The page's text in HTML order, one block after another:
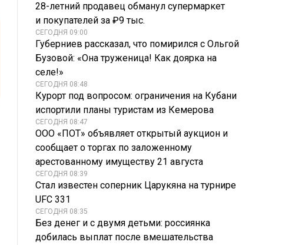
28-летний продавец обманул супермаркет
и покупателей за ₽9 тыс.
СЕГОДНЯ 09:00
Губерниев рассказал, что помирился с Ольгой
Бузовой: «Она труженица! Как доярка на
селе!»
СЕГОДНЯ 08:48
Курорт под вопросом: ограничения на Кубани
испортили планы туристам из Кемерова
СЕГОДНЯ 08:47
ООО «ПОТ» объявляет открытый аукцион и
сообщает о торгах по заложенному
арестованному имуществу 21 августа
СЕГОДНЯ 08:39
Стал известен соперник Царукяна на турнире
UFC 331
СЕГОДНЯ 08:35
Без денег и с двумя детьми: россиянка
добилась выплат после вмешательства